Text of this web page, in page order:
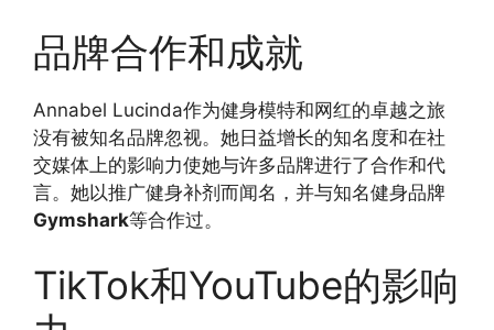
品牌合作和成就
Annabel Lucinda作为健身模特和网红的卓越之旅
没有被知名品牌忽视。她日益增长的知名度和在社
交媒体上的影响力使她与许多品牌进行了合作和代
言。她以推广健身补剂而闻名，并与知名健身品牌
Gymshark等合作过。
TikTok和YouTube的影响